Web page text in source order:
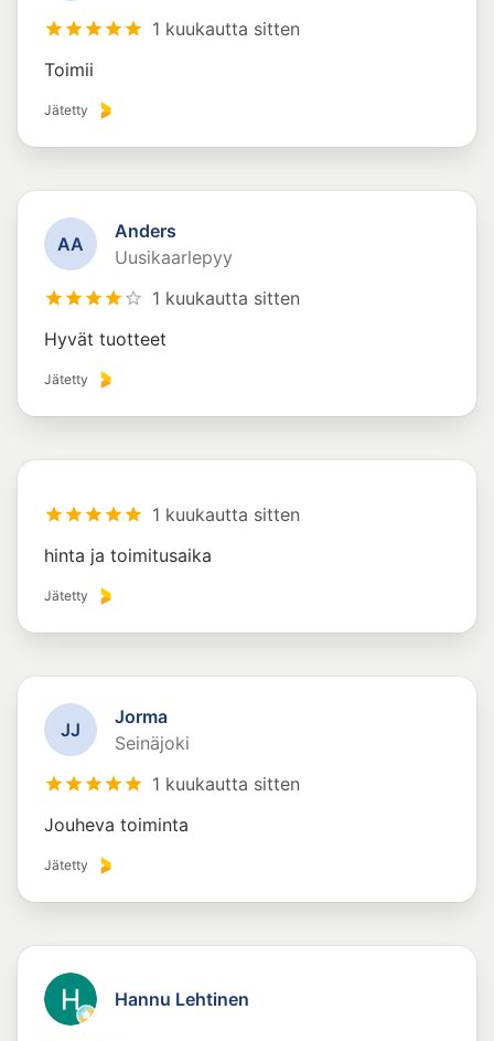
1 kuukautta sitten
Toimii
Jätetty
AA
Anders
Uusikaarlepyy
1 kuukautta sitten
Hyvät tuotteet
Jätetty
1 kuukautta sitten
hinta ja toimitusaika
Jätetty
JJ
Jorma
Seinäjoki
1 kuukautta sitten
Jouheva toiminta
Jätetty
Hannu Lehtinen